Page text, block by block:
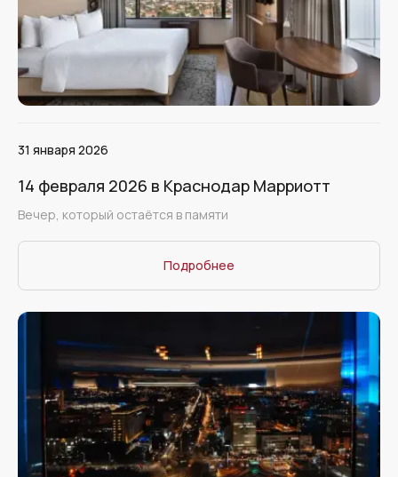
31 января 2026
14 февраля 2026 в Краснодар Марриотт
Вечер, который остаётся в памяти
Подробнее